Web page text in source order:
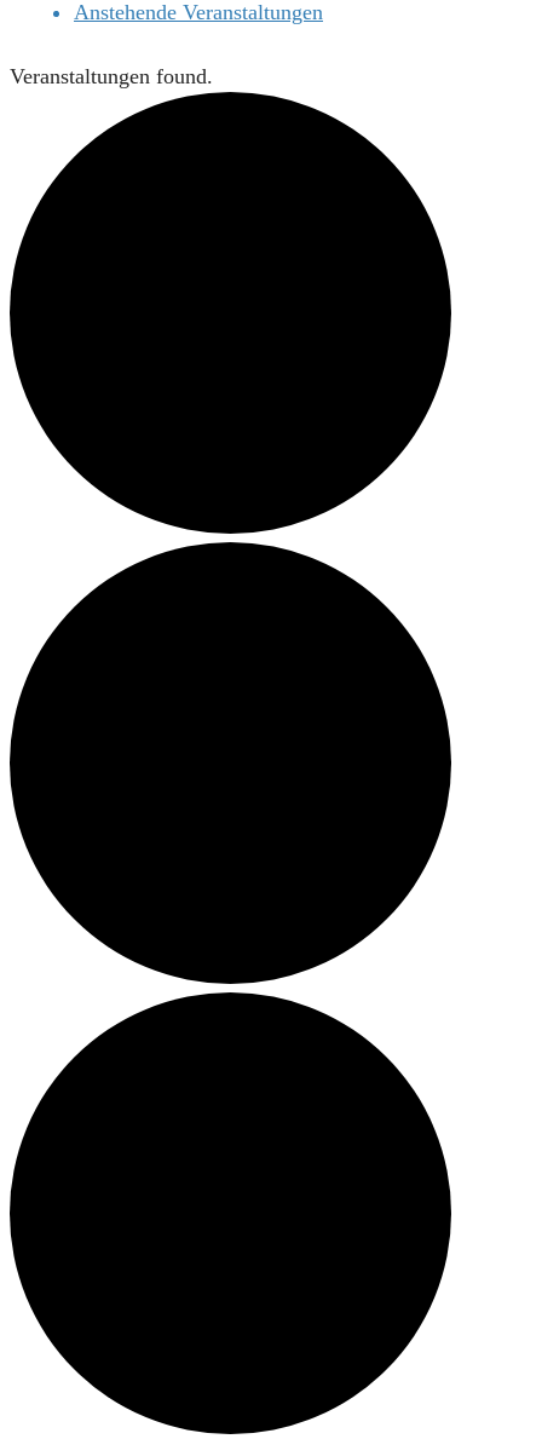
Anstehende Veranstaltungen
Veranstaltungen found.